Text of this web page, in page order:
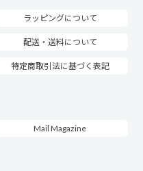
ラッピングについて
配送・送料について
特定商取引法に基づく表記
Mail Magazine